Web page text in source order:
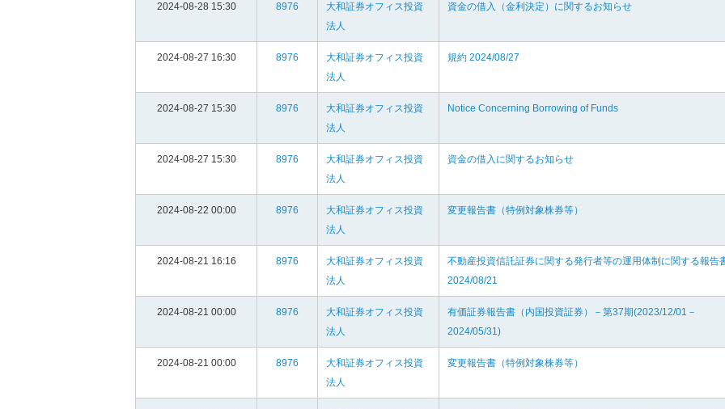
2024-08-28 15:30 8976
大和証券オフィス投資
法人
資金の借入（金利決定）に関するお知らせ
2024-08-27 16:30 8976
大和証券オフィス投資
法人
規約 2024/08/27
2024-08-27 15:30 8976
大和証券オフィス投資
法人
Notice Concerning Borrowing of Funds
2024-08-27 15:30 8976
大和証券オフィス投資
法人
資金の借入に関するお知らせ
2024-08-22 00:00 8976
大和証券オフィス投資
法人
変更報告書（特例対象株券等）
2024-08-21 16:16 8976
大和証券オフィス投資
法人
不動産投資信託証券に関する発行者等の運用体制に関する報告
2024/08/21
2024-08-21 00:00 8976
大和証券オフィス投資
法人
有価証券報告書（内国投資証券）－第37期(2023/12/01－
2024/05/31)
2024-08-21 00:00 8976
大和証券オフィス投資
法人
変更報告書（特例対象株券等）